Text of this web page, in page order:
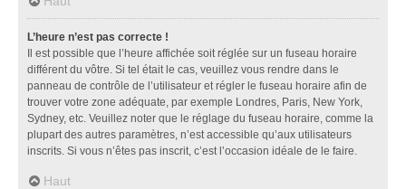
L’heure n’est pas correcte !
Il est possible que l’heure affichée soit réglée sur un fuseau horaire
différent du vôtre. Si tel était le cas, veuillez vous rendre dans le
panneau de contrôle de l’utilisateur et régler le fuseau horaire afin de
trouver votre zone adéquate, par exemple Londres, Paris, New York,
Sydney, etc. Veuillez noter que le réglage du fuseau horaire, comme la
plupart des autres paramètres, n’est accessible qu’aux utilisateurs
inscrits. Si vous n’êtes pas inscrit, c’est l’occasion idéale de le faire.
Haut